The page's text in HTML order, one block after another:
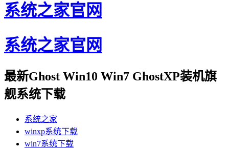
系统之家官网
系统之家官网
最新Ghost Win10 Win7 GhostXP装机旗
舰系统下载
系统之家
winxp系统下载
win7系统下载